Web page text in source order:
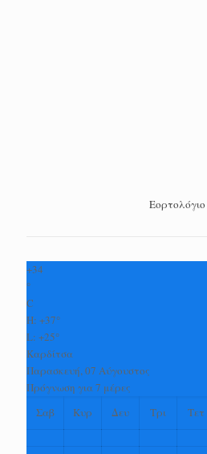
Εορτολόγιο
+34
°
C
H: +37°
L: +25°
Καρδίτσα
Παρασκευή, 07 Αύγουστος
Πρόγνωση για 7 μέρες
Σαβ
Κυρ Δευ Τρι Τετ